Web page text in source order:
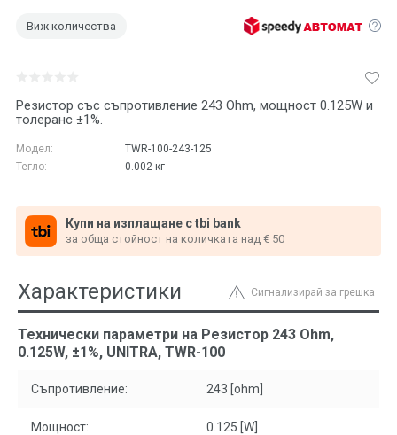
Резистор със съпротивление 243 Ohm, мощност 0.125W и
толеранс ±1%.
Модел:
ТWR-100-243-125
Тегло:
0.002 кг
Купи на изплащане с tbi bank
за обща стойност на количката над € 50
Виж количества
Сигнализирай за грешка
Характеристики
Технически параметри на Резистор 243 Ohm,
0.125W, ±1%, UNITRA, ТWR-100
Съпротивление: 243 [ohm]
Мощност: 0.125 [W]